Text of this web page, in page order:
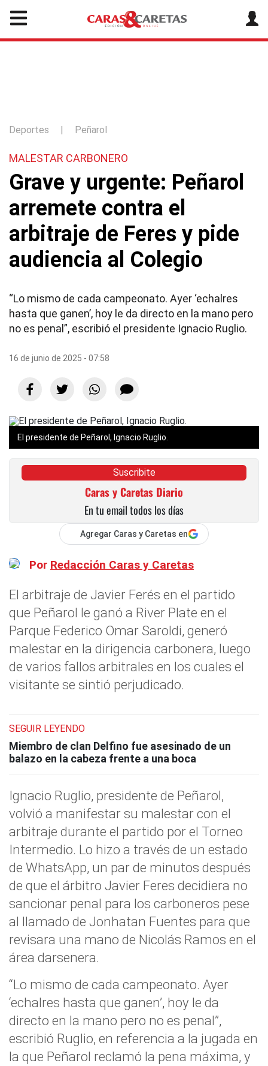
Deportes | Peñarol
MALESTAR CARBONERO
Grave y urgente: Peñarol
arremete contra el
arbitraje de Feres y pide
audiencia al Colegio
“Lo mismo de cada campeonato. Ayer ‘echalres
hasta que ganen’, hoy le da directo en la mano pero
no es penal”, escribió el presidente Ignacio Ruglio.
16 de junio de 2025 - 07:58
El presidente de Peñarol, Ignacio Ruglio.
Suscribite
Caras y Caretas Diario
En tu email todos los días
Agregar Caras y Caretas en
Por Redacción Caras y Caretas
El arbitraje de Javier Ferés en el partido
que Peñarol le ganó a River Plate en el
Parque Federico Omar Saroldi, generó
malestar en la dirigencia carbonera, luego
de varios fallos arbitrales en los cuales el
visitante se sintió perjudicado.
SEGUIR LEYENDO
Miembro de clan Delfino fue asesinado de un
balazo en la cabeza frente a una boca
Ignacio Ruglio, presidente de Peñarol,
volvió a manifestar su malestar con el
arbitraje durante el partido por el Torneo
Intermedio. Lo hizo a través de un estado
de WhatsApp, un par de minutos después
de que el árbitro Javier Feres decidiera no
sancionar penal para los carboneros pese
al llamado de Jonhatan Fuentes para que
revisara una mano de Nicolás Ramos en el
área darsenera.
“Lo mismo de cada campeonato. Ayer
‘echalres hasta que ganen’, hoy le da
directo en la mano pero no es penal”,
escribió Ruglio, en referencia a la jugada en
la que Peñarol reclamó la pena máxima, y